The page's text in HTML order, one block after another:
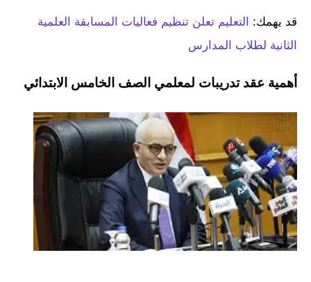
قد يهمك:
التعليم تعلن تنظيم فعاليات المسابقة العلمية
الثانية لطلاب المدارس
أهمية عقد تدريبات لمعلمي الصف الخامس الابتدائي